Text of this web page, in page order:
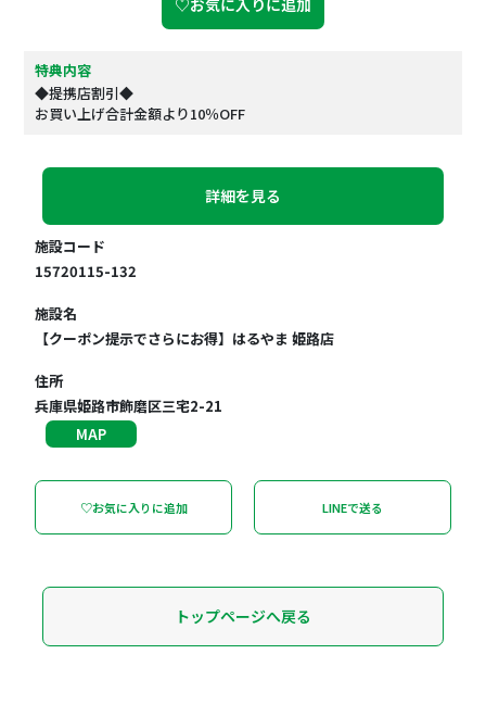
♡お気に入りに追加
特典内容
◆提携店割引◆
お買い上げ合計金額より10％OFF
詳細を見る
施設コード
15720115-132
施設名
【クーポン提示でさらにお得】はるやま 姫路店
住所
兵庫県姫路市飾磨区三宅2-21
MAP
♡お気に入りに追加 LINEで送る
トップページへ戻る